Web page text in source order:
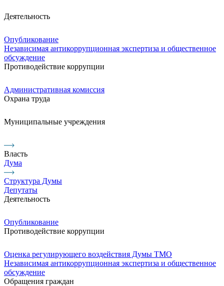
Деятельность
Опубликование
Независимая антикоррупционная экспертиза и общественное
обсуждение
Противодействие коррупции
Административная комиссия
Охрана труда
Муниципальные учреждения
Власть
Дума
Структура Думы
Депутаты
Деятельность
Опубликование
Противодействие коррупции
Оценка регулирующего воздействия Думы ТМО
Независимая антикоррупционная экспертиза и общественное
обсуждение
Обращения граждан